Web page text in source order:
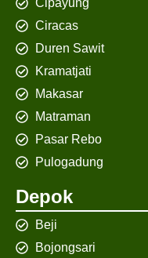
Cipayung
Ciracas
Duren Sawit
Kramatjati
Makasar
Matraman
Pasar Rebo
Pulogadung
Depok
Beji
Bojongsari